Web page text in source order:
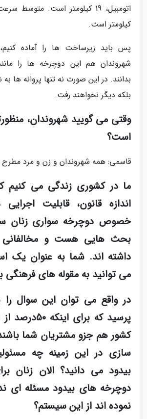
کیلومتر است.
پس باید زیرساخت ها را آماده
شهروندان هم این دوچرخه ها را
بدانند. در این صورت نه تنها پروانه ها
بلکه دیگر نخواهند رفت.
وقتی می گویید شهروندان،
است؟
قاسمی: همه شهروندان و زن و مرد
ما در کشوری زندگی می کنیم
اندازه قانون، قابلیت اجرایی
خصوص دوچرخه سواری زنان
بحث هایی هست و مخالفانی
داشته اند. شما به عنوان یک
می توانید به مقوله های فرهنگی
در واقع می توان این سوال
پرسید که برای
کشور هم جزو مشتریان شما
سازی در این زمینه چه
بیدود می دانید؟ الان زنان
دوچرخه های بیدود مسئله ای
نموده اند از این سیستم؟